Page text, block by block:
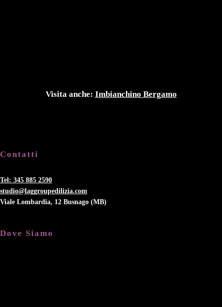
Visita anche: Imbianchino Bergamo
Contatti
Tel: 345 885 2590
studio@laggroupedilizia.com
Viale Lombardia, 12 Busnago (MB)
Dove Siamo